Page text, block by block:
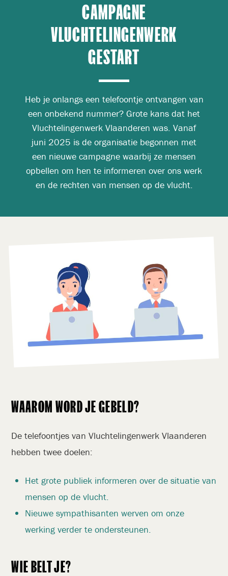
CAMPAGNE
VLUCHTELINGENWERK
GESTART
Heb je onlangs een telefoontje ontvangen van
een onbekend nummer? Grote kans dat het
Vluchtelingenwerk Vlaanderen was. Vanaf
juni 2025 is de organisatie begonnen met
een nieuwe campagne waarbij ze mensen
opbellen om hen te informeren over ons werk
en de rechten van mensen op de vlucht.
WAAROM WORD JE GEBELD?
De telefoontjes van Vluchtelingenwerk Vlaanderen
hebben twee doelen:
Het grote publiek informeren over de situatie van
mensen op de vlucht.
Nieuwe sympathisanten werven om onze
werking verder te ondersteunen.
WIE BELT JE?